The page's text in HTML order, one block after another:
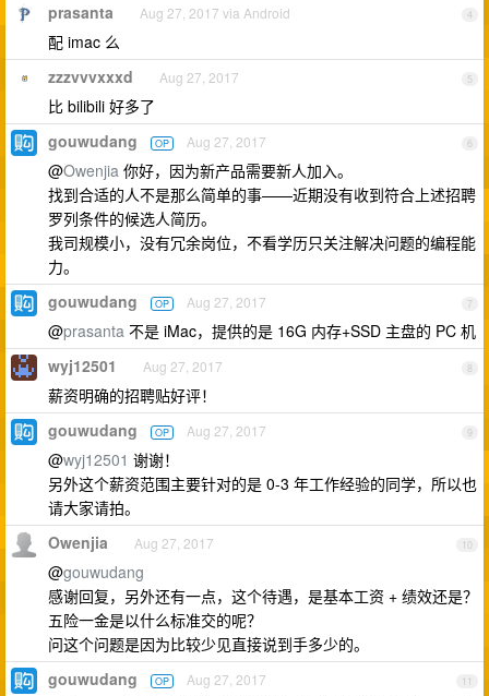
4
prasanta Aug 27, 2017 via Android
配 imac 么
5
zzzvvvxxxd Aug 27, 2017
比 bilibili 好多了
6
gouwudang OP Aug 27, 2017
@Owenjia 你好，因为新产品需要新人加入。
找到合适的人不是那么简单的事——近期没有收到符合上述招聘
罗列条件的候选人简历。
我司规模小，没有冗余岗位，不看学历只关注解决问题的编程能
力。
7
gouwudang OP Aug 27, 2017
@prasanta 不是 iMac，提供的是 16G 内存+SSD 主盘的 PC 机
8
wyj12501 Aug 27, 2017
薪资明确的招聘贴好评！
9
gouwudang OP Aug 27, 2017
@wyj12501 谢谢！
另外这个薪资范围主要针对的是 0-3 年工作经验的同学，所以也
请大家请拍。
10
Owenjia Aug 27, 2017
@gouwudang
感谢回复，另外还有一点，这个待遇，是基本工资 + 绩效还是？
五险一金是以什么标准交的呢？
问这个问题是因为比较少见直接说到手多少的。
11
gouwudang OP Aug 27, 2017